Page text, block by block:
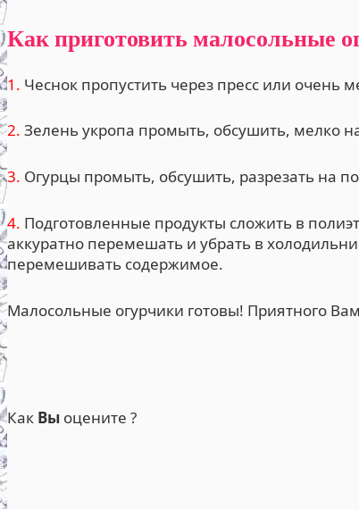
Как приготовить малосольные
1. Чеснок пропустить через пресс или очень
2. Зелень укропа промыть, обсушить, мелко
3. Огурцы промыть, обсушить, разрезать на
4. Подготовленные продукты сложить в
аккуратно перемешать и убрать в
перемешивать содержимое.
Малосольные огурчики готовы! Приятного
Как Вы оцените ?